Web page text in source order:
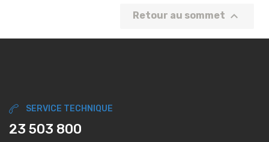
Retour au sommet 
SERVICE TECHNIQUE
23 503 800